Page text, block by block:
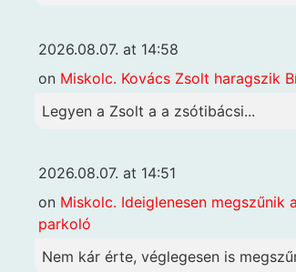
2026.08.07. at 14:58
on Miskolc. Kovács Zsolt haragszik
Legyen a Zsolt a a zsótibácsi...
2026.08.07. at 14:51
on Miskolc. Ideiglenesen megszűnik
parkoló
Nem kár érte, véglegesen is